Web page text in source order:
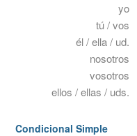
yo
tú / vos
él / ella / ud.
nosotros
vosotros
ellos / ellas / uds.
Condicional Simple